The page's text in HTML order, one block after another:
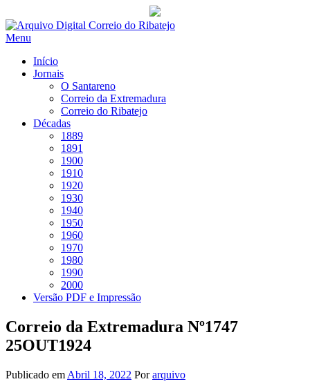
Saltar
para
Menu
Início
Jornais
O Santareno
Correio da Extremadura
Correio do Ribatejo
Décadas
1889
1891
1900
1910
1920
1930
1940
1950
1960
1970
1980
1990
2000
Versão PDF e Impressão
Correio da Extremadura Nº1747
25OUT1924
Publicado em Abril 18, 2022 Porarquivo